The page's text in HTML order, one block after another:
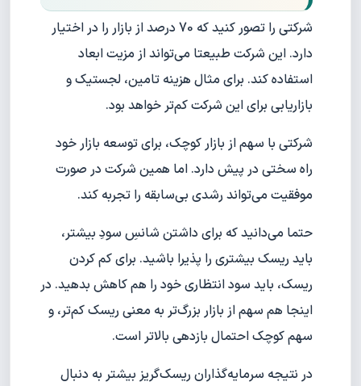
شرکتی را تصور کنید که 70 درصد از بازار را در اختیار
دارد. این شرکت طبیعتا می‌تواند از مزیت ابعاد
استفاده کند. برای مثال هزینه تامین، لجستیک و
بازاریابی برای این شرکت کم‌تر خواهد بود.
شرکتی با سهم از بازار کوچک، برای توسعه بازار خود
راه سختی در پیش دارد. اما همین شرکت در صورت
موفقیت می‌تواند رشدی بی‌سابقه را تجربه کند.
حتما می‌دانید که برای داشتن شانسِ سودِ بیشتر،
باید ریسک بیشتری را پذیرا باشید. برای کم کردن
ریسک، باید سود انتظاری خود را هم کاهش بدهید. در
اینجا هم سهم از بازار بزرگ‌تر به معنی ریسک کم‌تر، و
سهم کوچک احتمال بازدهی بالاتر است.
در نتیجه سرمایه‌گذاران ریسک‌گریز بیشتر به دنبال